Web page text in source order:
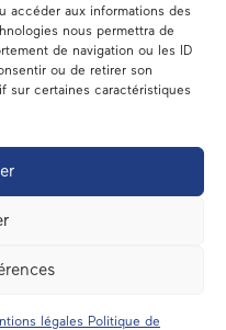
accéder aux informations des
nous permettra de
de navigation ou les ID
ou de retirer son
sur certaines caractéristiques
légales Politique de